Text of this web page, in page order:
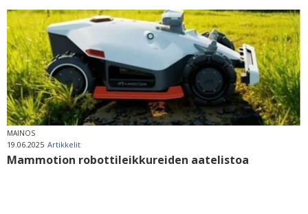
MAINOS
19.06.2025 Artikkelit
Mammotion robottileikkureiden aatelistoa